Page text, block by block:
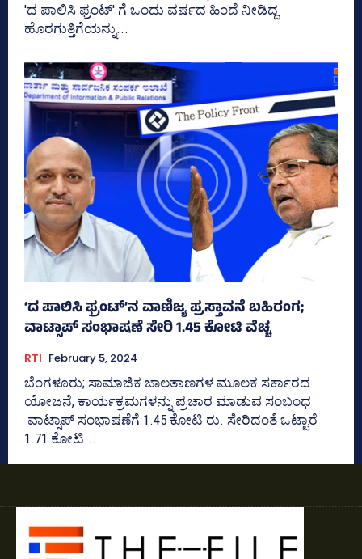
'ದ ಪಾಲಿಸಿ ಫ್ರಂಟ್‌' ಗೆ ಒಂದು ವರ್ಷದ ಹಿಂದೆ ನೀಡಿದ್ದ
ಹೊರಗುತ್ತಿಗೆಯನ್ನು...
‘ದ ಪಾಲಿಸಿ ಫ್ರಂಟ್‌’ನ ವಾಣಿಜ್ಯ ಪ್ರಸ್ತಾವನೆ ಬಹಿರಂಗ;
ವಾಟ್ಸಾಪ್‌ ಸಂಭಾಷಣೆ ಸೇರಿ 1.45 ಕೋಟಿ ವೆಚ್ಚ
RTI February 5, 2024
ಬೆಂಗಳೂರು; ಸಾಮಾಜಿಕ ಜಾಲತಾಣಗಳ ಮೂಲಕ ಸರ್ಕಾರದ
ಯೋಜನೆ, ಕಾರ್ಯಕ್ರಮಗಳನ್ನು ಪ್ರಚಾರ ಮಾಡುವ ಸಂಬಂಧ
ವಾಟ್ಸಾಪ್‌ ಸಂಭಾಷಣೆಗೆ 1.45 ಕೋಟಿ ರು. ಸೇರಿದಂತೆ ಒಟ್ಟಾರೆ
1.71 ಕೋಟಿ...